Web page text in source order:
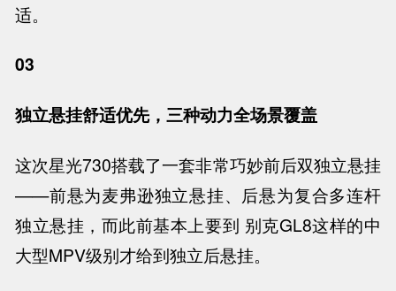
适。
03
独立悬挂舒适优先，三种动力全场景覆盖
这次星光730搭载了一套非常巧妙前后双独立悬挂
——前悬为麦弗逊独立悬挂、后悬为复合多连杆
独立悬挂，而此前基本上要到 别克GL8这样的中
大型MPV级别才给到独立后悬挂。